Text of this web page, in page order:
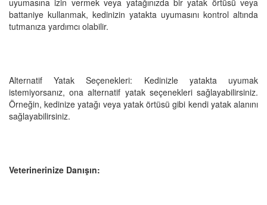
battaniye kullanmak, kedinizin yatakta uyumasını kontrol altında
tutmanıza yardımcı olabilir.
Alternatif Yatak Seçenekleri: Kedinizle yatakta uyumak
istemiyorsanız, ona alternatif yatak seçenekleri sağlayabilirsiniz.
Örneğin, kedinize yatağı veya yatak örtüsü gibi kendi yatak alanını
sağlayabilirsiniz.
Veterinerinize Danışın: